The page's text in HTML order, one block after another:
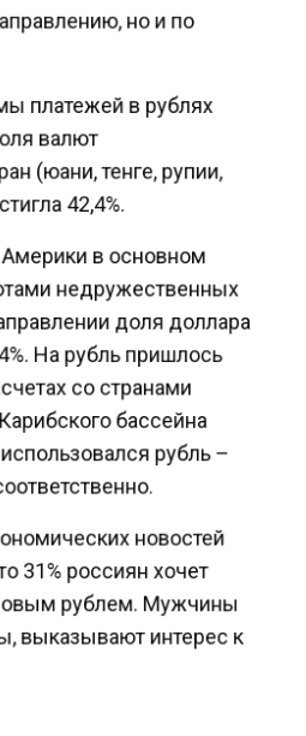
но и по
платежей в рублях
валют
(юани, тенге, рупии,
42,4%.
в основном
недружественных
доля доллара
На рубль пришлось
со странами
бассейна
рубль –
новостей
31% россиян хочет
рублем. Мужчины
выказывают интерес к